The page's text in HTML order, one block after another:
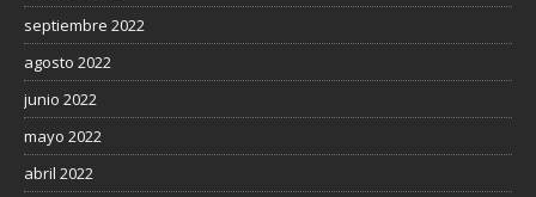
septiembre 2022
agosto 2022
junio 2022
mayo 2022
abril 2022